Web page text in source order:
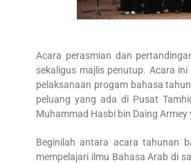
Acara perasmian dan
sekaligus majlis penutup. Acara
pelaksanaan progam bahasa
peluang yang ada di Pusat
Muhammad Hasbi bin Daing
Beginilah antara acara tahunan
mempelajari ilmu Bahasa Arab di